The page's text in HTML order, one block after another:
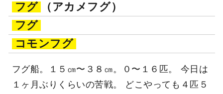
フグ
（アカメフグ）
フグ
コモンフグ
フグ船。１５㎝〜３８㎝。０〜１６匹。 今日は
１ヶ月ぶりくらいの苦戦。 どこやっても４匹５